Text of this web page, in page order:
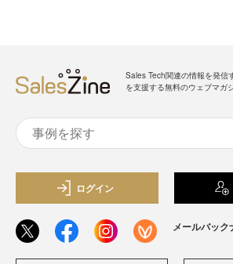
Sales Tech関連の情報を発信
を支援する無料のウェブマガ
ログイン
メールバック